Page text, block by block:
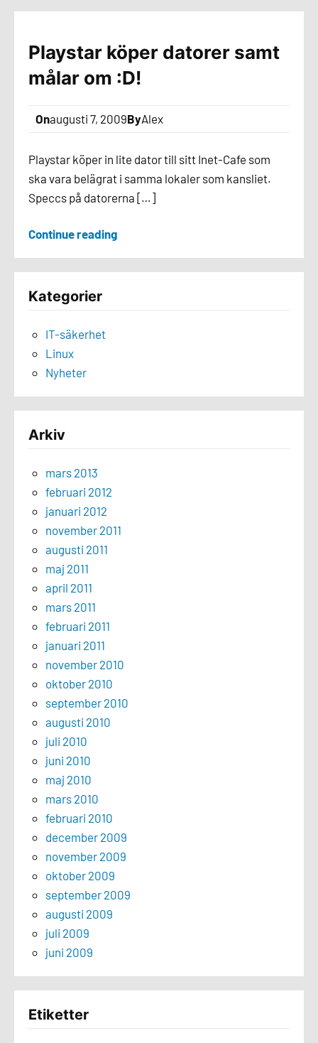
Playstar köper datorer samt
målar om :D!
Onaugusti 7, 2009ByAlex
Playstar köper in lite dator till sitt Inet-Cafe som
ska vara belägrat i samma lokaler som kansliet.
Speccs på datorerna […]
Continue reading
Kategorier
IT-säkerhet
Linux
Nyheter
Arkiv
mars 2013
februari 2012
januari 2012
november 2011
augusti 2011
maj 2011
april 2011
mars 2011
februari 2011
januari 2011
november 2010
oktober 2010
september 2010
augusti 2010
juli 2010
juni 2010
maj 2010
mars 2010
februari 2010
december 2009
november 2009
oktober 2009
september 2009
augusti 2009
juli 2009
juni 2009
Etiketter